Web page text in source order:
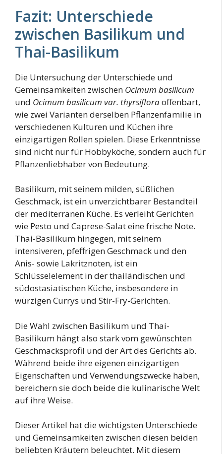
Fazit: Unterschiede
zwischen Basilikum und
Thai-Basilikum
Die Untersuchung der Unterschiede und
Gemeinsamkeiten zwischen Ocimum basilicum
und Ocimum basilicum var. thyrsifloraoffenbart,
wie zwei Varianten derselben Pflanzenfamilie in
verschiedenen Kulturen und Küchen ihre
einzigartigen Rollen spielen. Diese Erkenntnisse
sind nicht nur für Hobbyköche, sondern auch für
Pflanzenliebhaber von Bedeutung.
Basilikum, mit seinem milden, süßlichen
Geschmack, ist ein unverzichtbarer Bestandteil
der mediterranen Küche. Es verleiht Gerichten
wie Pesto und Caprese-Salat eine frische Note.
Thai-Basilikum hingegen, mit seinem
intensiveren, pfeffrigen Geschmack und den
Anis- sowie Lakritznoten, ist ein
Schlüsselelement in der thailändischen und
südostasiatischen Küche, insbesondere in
würzigen Currys und Stir-Fry-Gerichten.
Die Wahl zwischen Basilikum und Thai-
Basilikum hängt also stark vom gewünschten
Geschmacksprofil und der Art des Gerichts ab.
Während beide ihre eigenen einzigartigen
Eigenschaften und Verwendungszwecke haben,
bereichern sie doch beide die kulinarische Welt
auf ihre Weise.
Dieser Artikel hat die wichtigsten Unterschiede
und Gemeinsamkeiten zwischen diesen beiden
beliebten Kräutern beleuchtet. Mit diesem